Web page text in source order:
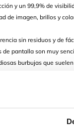
y un 99,9% de
de imagen, brillos y
sin residuos y de
de pantalla son muy
burbujas que
el polvo, el